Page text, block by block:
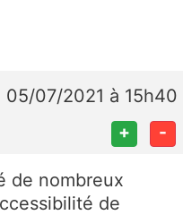
05/07/2021 à 15h40
+ -
de nombreux
de